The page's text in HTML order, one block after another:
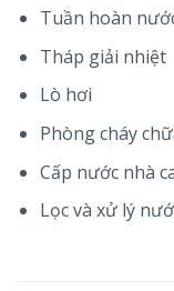
Tuần hoàn
Tháp giải nhiệt
Lò hơi
Phòng cháy
Cấp nước nhà
Lọc và xử lý